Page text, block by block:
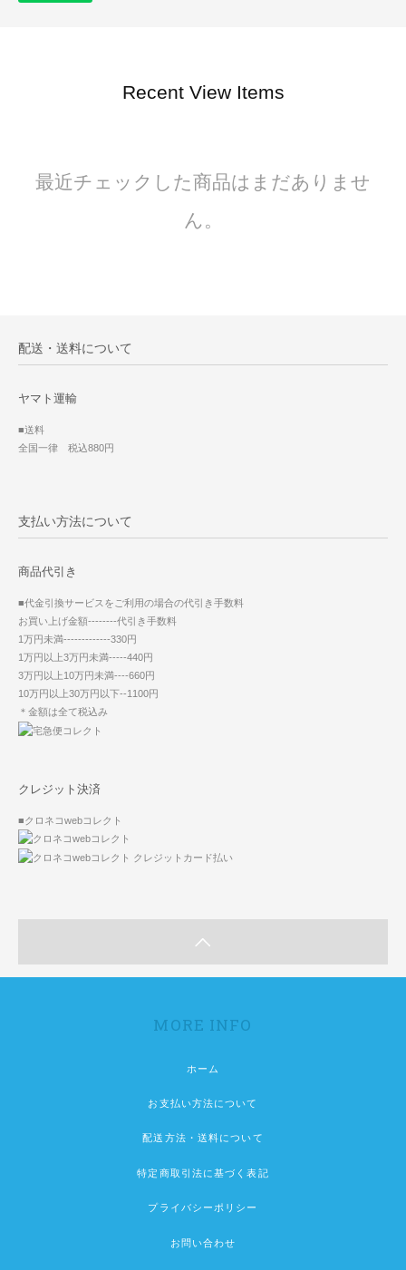
Recent View Items
最近チェックした商品はまだありませ
ん。
配送・送料について
ヤマト運輸
■送料
全国一律 税込880円
支払い方法について
商品代引き
■代金引換サービスをご利用の場合の代引き手数料
お買い上げ金額--------代引き手数料
1万円未満-------------330円
1万円以上3万円未満-----440円
3万円以上10万円未満----660円
10万円以上30万円以下--1100円
＊金額は全て税込み
クレジット決済
■クロネコwebコレクト
MORE INFO
ホーム
お支払い方法について
配送方法・送料について
特定商取引法に基づく表記
プライバシーポリシー
お問い合わせ